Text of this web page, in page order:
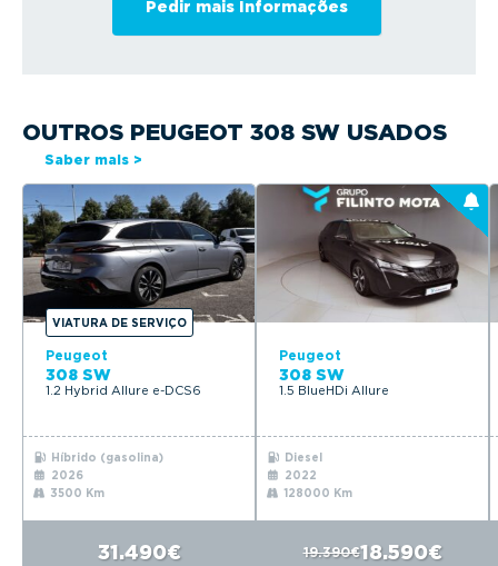
OUTROS PEUGEOT 308 SW USADOS
Saber mais >
VIATURA DE SERVIÇO
Peugeot
308 SW
1.2 Hybrid Allure e-DCS6
Híbrido (gasolina)
2026
3500 Km
31.490€
Peugeot
308 SW
1.5 BlueHDi Allure
Diesel
2022
128000 Km
19.390€18.590€